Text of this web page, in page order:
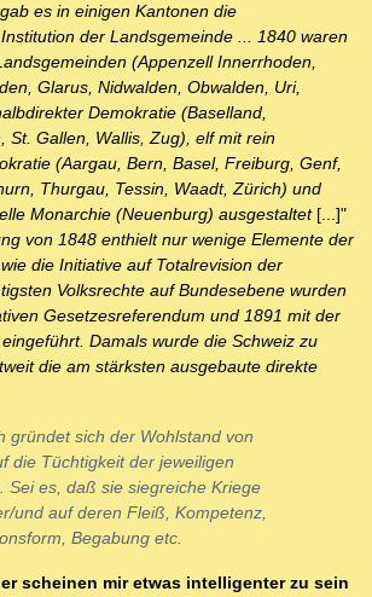
es in einigen Kantonen die
der Landsgemeinde ... 1840 waren
(Appenzell Innerrhoden,
Glarus, Nidwalden, Obwalden, Uri,
Demokratie (Baselland,
St. Gallen, Wallis, Zug), elf mit rein
(Aargau, Bern, Basel, Freiburg, Genf,
Thurgau, Tessin, Waadt, Zürich) und
Monarchie (Neuenburg) ausgestaltet[...]"
von 1848 enthielt nur wenige Elemente der
die Initiative auf Totalrevision der
Volksrechte auf Bundesebene wurden
Gesetzesreferendum und 1891 mit der
Damals wurde die Schweiz zu
die am stärksten ausgebaute direkte
gründet sich der Wohlstand von
die Tüchtigkeit der jeweiligen
Sei es, daß sie siegreiche Kriege
und auf deren Fleiß, Kompetenz,
Begabung etc.
scheinen mir etwas intelligenter zu sein